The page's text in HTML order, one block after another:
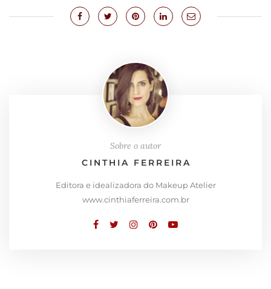
Sobre o autor
CINTHIA FERREIRA
Editora e idealizadora do Makeup Atelier
www.cinthiaferreira.com.br